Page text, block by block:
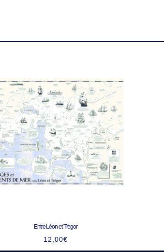
Entre Léon et Trégor
12,00€